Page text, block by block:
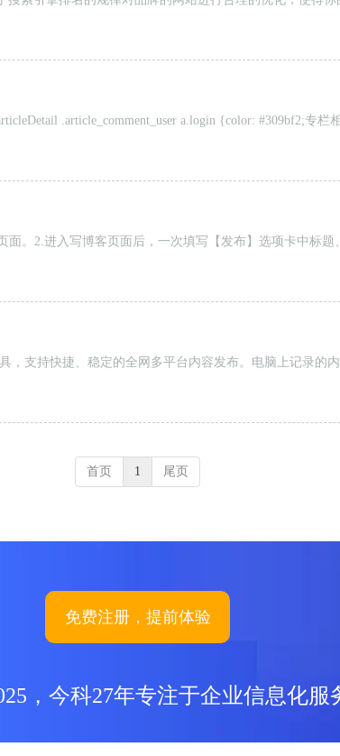
.article_comment_user a.login {color: #309bf2;
。2.进入写博客页面后，一次填写【发布】选项卡中标
，支持快捷、稳定的全网多平台内容发布。电脑上记录的
首页 1 尾页
，今科27年专注于企业信息化服
免费注册，提前体验